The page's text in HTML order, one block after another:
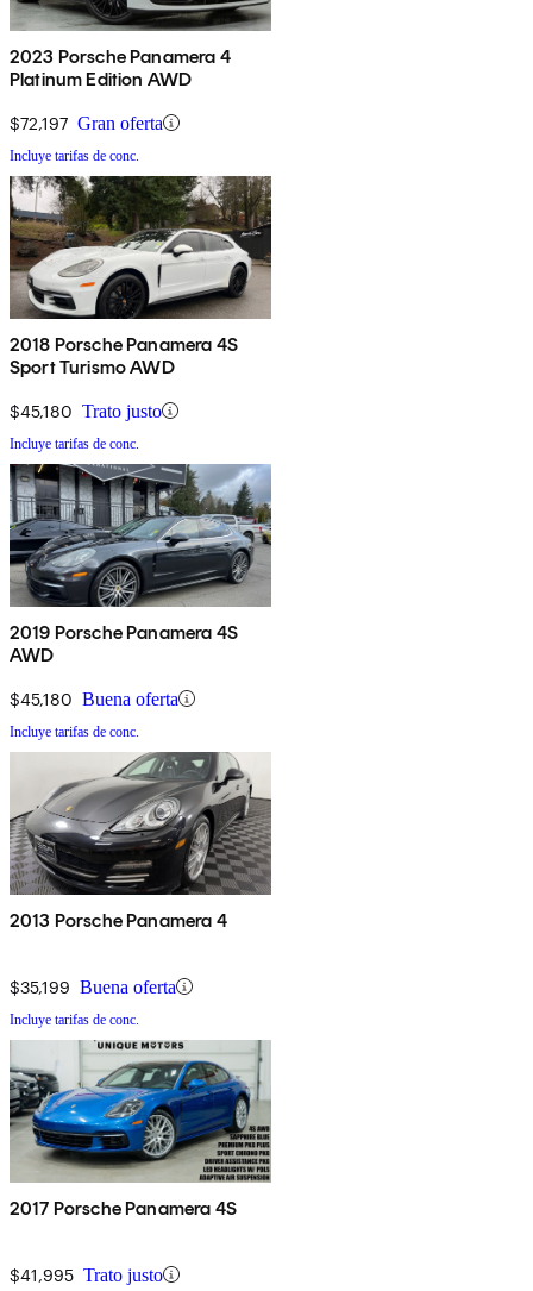
2023 Porsche Panamera 4
Platinum Edition AWD
$72,197 Gran oferta
Incluye tarifas de conc.
2018 Porsche Panamera 4S
Sport Turismo AWD
$45,180 Trato justo
Incluye tarifas de conc.
2019 Porsche Panamera 4S
AWD
$45,180 Buena oferta
Incluye tarifas de conc.
2013 Porsche Panamera 4
$35,199 Buena oferta
Incluye tarifas de conc.
2017 Porsche Panamera 4S
$41,995 Trato justo